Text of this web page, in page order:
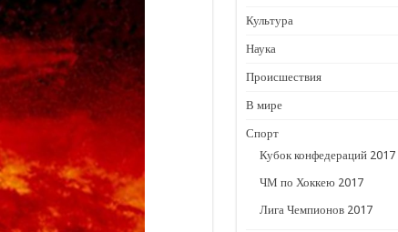
Культура
Наука
Происшествия
В мире
Спорт
Кубок конфедераций 2017
ЧМ по Хоккею 2017
Лига Чемпионов 2017